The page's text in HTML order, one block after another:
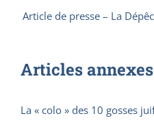
Article de presse – La
Articles annexes
La « colo » des 10 gosses